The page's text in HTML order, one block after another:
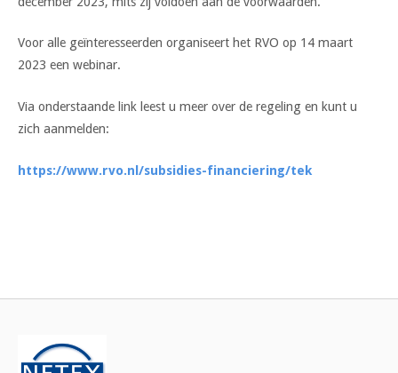
Voor alle geïnteresseerden organiseert het RVO op 14 maart
2023 een webinar.
Via onderstaande link leest u meer over de regeling en kunt u
zich aanmelden:
https://www.rvo.nl/subsidies-financiering/tek
navigatie